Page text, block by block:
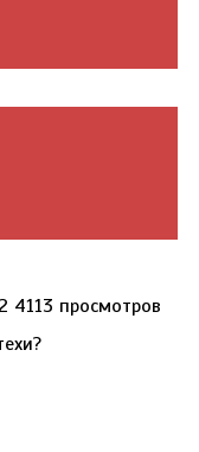
2 4113 просмотров